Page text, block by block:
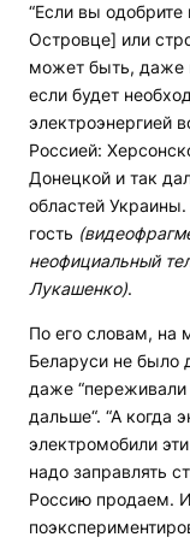
“Если вы
Островце] или
может быть, даже
если будет
электроэнергией
Россией:
Донецкой и так
областей
гость
неофициальный
Лукашенко).
По его словам, на
Беларуси не было
даже
дальше“. “А когда
электромобили
надо заправлять
Россию продаем.